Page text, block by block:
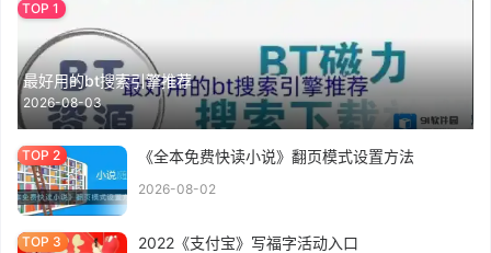
最好用的bt搜索引擎推荐
2026-08-03
《全本免费快读小说》翻页模式设置方法
2026-08-02
2022《支付宝》写福字活动入口